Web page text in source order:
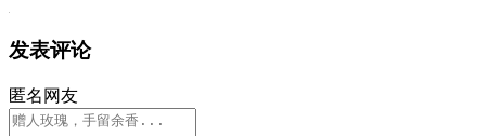
发表评论
匿名网友